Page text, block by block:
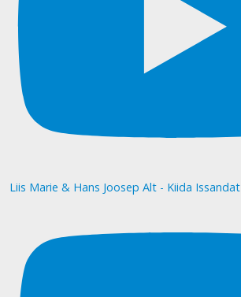
Liis Marie & Hans Joosep Alt - Kiida Issandat